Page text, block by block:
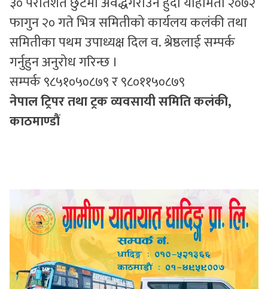
फागुन २० गते भित्र समितीको कार्यलय कलंकी तथा
समितीका पथम उपाध्यक्ष दिल व. श्रेष्ठलाई सम्पर्क
गर्नुहुन अनुरोध गरिन्छ ।
सम्पर्क ९८५१०५०८७९ र ९८०११५०८७९
नेपाल ट्रिपर तथा ट्रक व्यवसायी समिति कलंकी,
काठमाण्डौं